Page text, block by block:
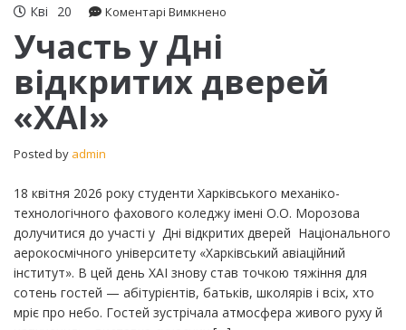
Кві 20 Коментарі Вимкнено
відкритих
дверей
Участь у Дні
відкритих дверей
«ХАІ»
Posted by admin
18 квітня 2026 року студенти Харківського механіко-
технологічного фахового коледжу імені О.О. Морозова
долучитися до участі у Дні відкритих дверей Національного
аерокосмічного університету «Харківський авіаційний
інститут». В цей день ХАІ знову став точкою тяжіння для
сотень гостей — абітурієнтів, батьків, школярів і всіх, хто
мріє про небо. Гостей зустрічала атмосфера живого руху й